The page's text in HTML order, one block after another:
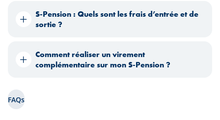
S-Pension : Quels sont les frais d’entrée et de
sortie ?
Comment réaliser un virement
complémentaire sur mon S-Pension ?
FAQs